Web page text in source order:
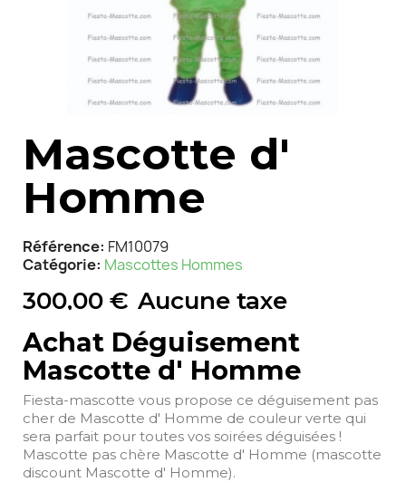
Mascotte d'
Homme
Référence FM10079
Catégorie Mascottes Hommes
300,00 € Aucune taxe
Achat Déguisement
Mascotte d' Homme
Fiesta-mascotte vous propose ce déguisement pas
cher de Mascotte d' Homme de couleur verte qui
sera parfait pour toutes vos soirées déguisées !
Mascotte pas chère Mascotte d' Homme (mascotte
discount Mascotte d' Homme).